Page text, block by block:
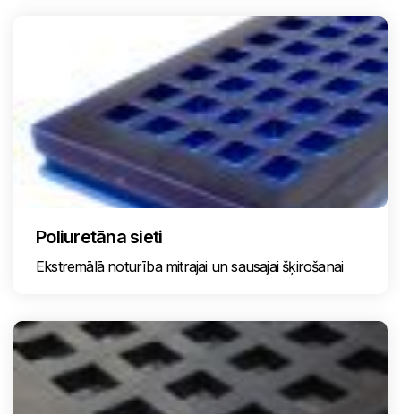
Poliuretāna sieti
Ekstremālā noturība mitrajai un sausajai šķirošanai